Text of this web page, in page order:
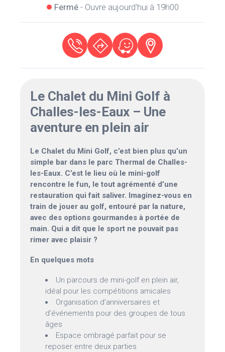
Fermé- Ouvre aujourd'hui à 19h00
Le Chalet du Mini Golf à
Challes-les-Eaux – Une
aventure en plein air
Le Chalet du Mini Golf, c’est bien plus qu’un
simple bar dans le parc Thermal de Challes-
les-Eaux. C’est le lieu où le mini-golf
rencontre le fun, le tout agrémenté d’une
restauration qui fait saliver. Imaginez-vous en
train de jouer au golf, entouré par la nature,
avec des options gourmandes à portée de
main. Qui a dit que le sport ne pouvait pas
rimer avec plaisir ?
En quelques mots
Un parcours de mini-golf en plein air,
idéal pour les compétitions amicales
Organisation d’anniversaires et
d’événements pour des groupes de tous
âges
Espace ombragé parfait pour se
reposer entre deux parties